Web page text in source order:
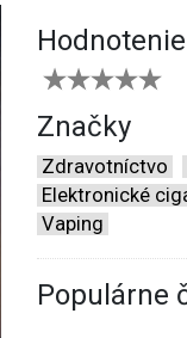
Značky
Zdravotníctvo
Elektronické
Vaping
Populárne